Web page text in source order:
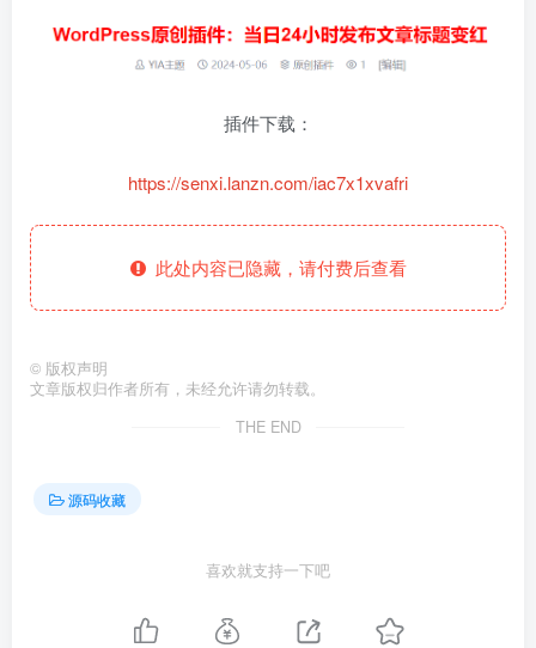
插件下载：
https://senxi.lanzn.com/iac7x1xvafri
此处内容已隐藏，请付费后查看
© 版权声明
文章版权归作者所有，未经允许请勿转载。
THE END
源码收藏
喜欢就支持一下吧